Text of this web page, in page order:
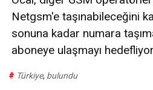
Netgsm'e taşınabileceğini
sonuna kadar numara
aboneye ulaşmayı
# Türkiye, bulundu